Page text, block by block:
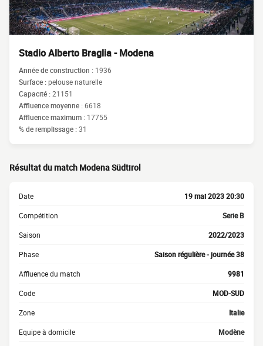
Stadio Alberto Braglia - Modena
Année de construction : 1936
Surface :pelouse naturelle
Capacité :21151
Affluence moyenne :6618
Affluence maximum : 17755
% de remplissage :31
Résultat du match Modena Südtirol
Date 19 mai 2023 20:30
Compétition Serie B
Saison 2022/2023
Phase Saison régulière - journée 38
Affluence du match 9981
Code MOD-SUD
Zone Italie
Equipe à domicile Modène